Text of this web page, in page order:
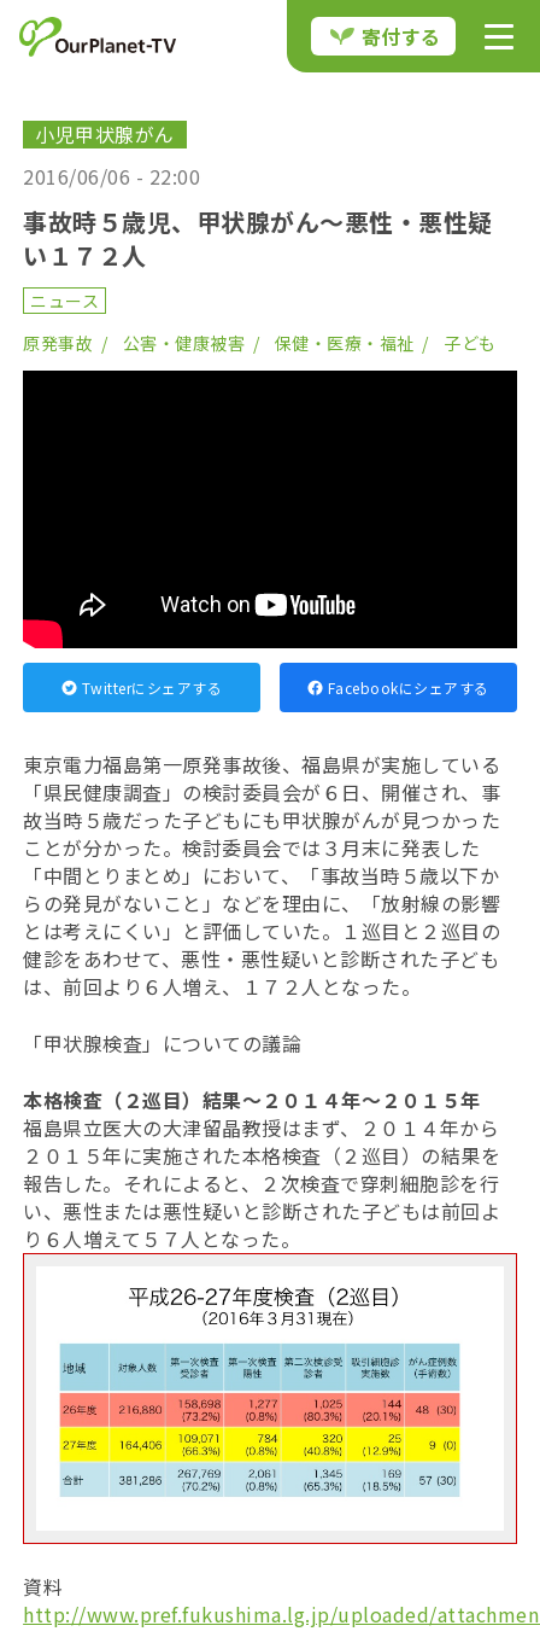
寄付する
小児甲状腺がん
2016/06/06 - 22:00
事故時５歳児、甲状腺がん～悪性・悪性疑
い１７２人
ニュース
原発事故
公害・健康被害 保健・医療・福祉 子ども
Twitterにシェアする Facebookにシェアする
東京電力福島第一原発事故後、福島県が実施している
「県民健康調査」の検討委員会が６日、開催され、事
故当時５歳だった子どもにも甲状腺がんが見つかった
ことが分かった。検討委員会では３月末に発表した
「中間とりまとめ」において、「事故当時５歳以下か
らの発見がないこと」などを理由に、「放射線の影響
とは考えにくい」と評価していた。１巡目と２巡目の
健診をあわせて、悪性・悪性疑いと診断された子ども
は、前回より６人増え、１７２人となった。
「甲状腺検査」についての議論
本格検査（２巡目）結果～２０１４年～２０１５年
福島県立医大の大津留晶教授はまず、２０１４年から
２０１５年に実施された本格検査（２巡目）の結果を
報告した。それによると、２次検査で穿刺細胞診を行
い、悪性または悪性疑いと診断された子どもは前回よ
り６人増えて５７人となった。
資料
http://www.pref.fukushima.lg.jp/uploaded/